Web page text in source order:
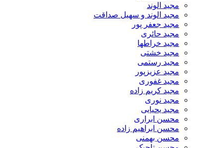
مجید الوند‎
مجید الوند و سهیل صداقت
مجید جعفر پور
مجید حائری
مجید خراطها
مجید خشتی
مجید رستمی
مجید عزیزپور
مجید غفوری
مجید کریم زاده
مجید نوری
مجید یحیایی
محسن ابراری
محسن ابراهیم زاده
محسن بهمنی